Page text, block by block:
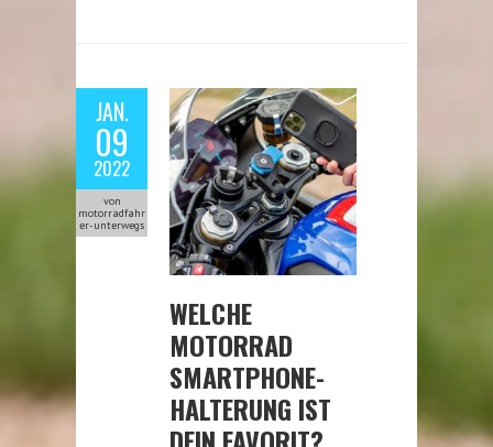
JAN.
09
2022
von
motorradfahr
er-unterwegs
WELCHE
MOTORRAD
SMARTPHONE-
HALTERUNG IST